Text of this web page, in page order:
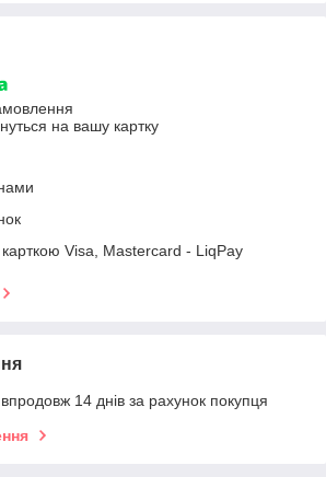
на вашу картку
Visa, Mastercard - LiqPay
14 днів за рахунок покупця